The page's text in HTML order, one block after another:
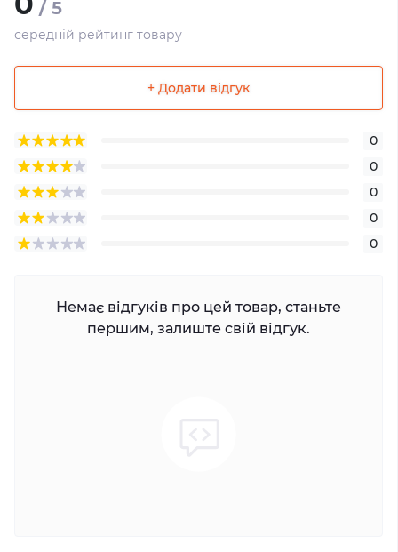
/ 5
середній рейтинг товару
+ Додати відгук
0
0
0
0
0
Немає відгуків про цей товар, станьте
першим, залиште свій відгук.